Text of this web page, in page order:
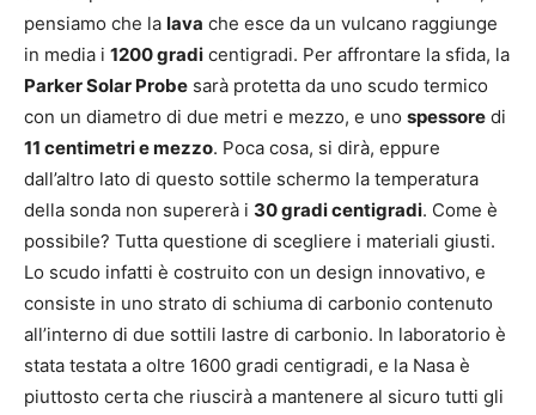
pensiamo che la lava che esce da un vulcano raggiunge
in media i 1200 gradi centigradi. Per affrontare la sfida, la
Parker Solar Probe sarà protetta da uno scudo termico
con un diametro di due metri e mezzo, e uno spessore di
11 centimetri e mezzo. Poca cosa, si dirà, eppure
dall’altro lato di questo sottile schermo la temperatura
della sonda non supererà i 30 gradi centigradi. Come è
possibile? Tutta questione di scegliere i materiali giusti.
Lo scudo infatti è costruito con un design innovativo, e
consiste in uno strato di schiuma di carbonio contenuto
all’interno di due sottili lastre di carbonio. In laboratorio è
stata testata a oltre 1600 gradi centigradi, e la Nasa è
piuttosto certa che riuscirà a mantenere al sicuro tutti gli